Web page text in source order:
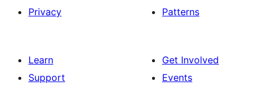
Privacy
Patterns
Learn
Support
Get Involved
Events